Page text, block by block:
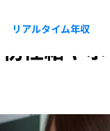
リアルタイム年収
任給や